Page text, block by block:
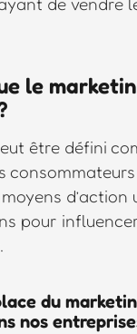
le
être défini
pour
du
nos